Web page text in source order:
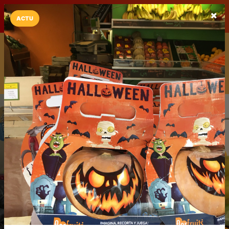
LaCarte LaCarte sur
Play Store
Installez l'App LaCarte
Téléchargez gratuitement l'app LaCarte pour suivre vos
commerces favoris et ne rien rater !
Télécharger Plus tard
ACTU